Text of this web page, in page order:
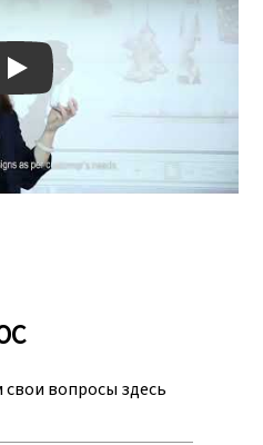
Play: Keynote (Google I/O '18)
вопросы здесь